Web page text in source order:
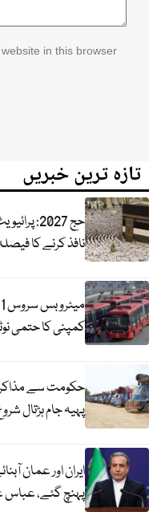
in this browser
تازہ ترین خبریں
حج 2027:
نافذ کرنے کا
کمپنی کا حتمی
حکومت سے
پہیہ جام ہڑتال
ایران اور عمان
پہنچ گئے، عباس